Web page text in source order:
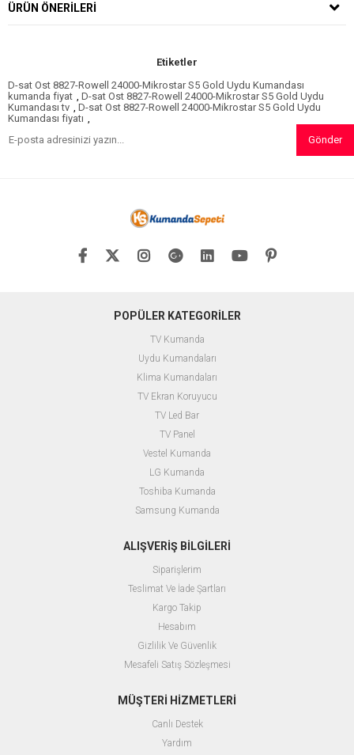
ÜRÜN ÖNERILERI
Etiketler
D-sat Ost 8827-Rowell 24000-Mikrostar S5 Gold Uydu Kumandası
kumanda fiyat
D-sat Ost 8827-Rowell 24000-Mikrostar S5 Gold Uydu
Kumandası tv
D-sat Ost 8827-Rowell 24000-Mikrostar S5 Gold Uydu
Kumandası fiyatı
Gönder
POPÜLER KATEGORİLER
TV Kumanda
Uydu Kumandaları
Klima Kumandaları
TV Ekran Koruyucu
TV Led Bar
TV Panel
Vestel Kumanda
LG Kumanda
Toshiba Kumanda
Samsung Kumanda
ALIŞVERİŞ BİLGİLERİ
Siparişlerim
Teslimat Ve İade Şartları
Kargo Takip
Hesabım
Gizlilik Ve Güvenlik
Mesafeli Satış Sözleşmesi
MÜŞTERİ HİZMETLERİ
Canlı Destek
Yardım